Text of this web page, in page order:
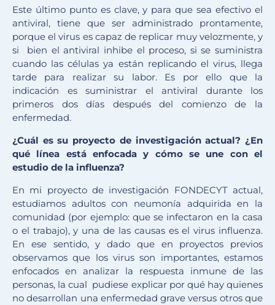
Este último punto es clave, y para que sea efectivo el
antiviral, tiene que ser administrado prontamente,
porque el virus es capaz de replicar muy velozmente, y
si bien el antiviral inhibe el proceso, si se suministra
cuando las células ya están replicando el virus, llega
tarde para realizar su labor. Es por ello que la
indicación es suministrar el antiviral durante los
primeros dos días después del comienzo de la
enfermedad.
¿Cuál es su proyecto de investigación actual? ¿En
qué línea está enfocada y cómo se une con el
estudio de la influenza?
En mi proyecto de investigación FONDECYT actual,
estudiamos adultos con neumonía adquirida en la
comunidad (por ejemplo: que se infectaron en la casa
o el trabajo), y una de las causas es el virus influenza.
En ese sentido, y dado que en proyectos previos
observamos que los virus son importantes, estamos
enfocados en analizar la respuesta inmune de las
personas, la cual pudiese explicar por qué hay quienes
no desarrollan una enfermedad grave versus otros que